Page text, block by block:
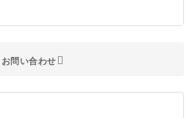
お問い合わせ